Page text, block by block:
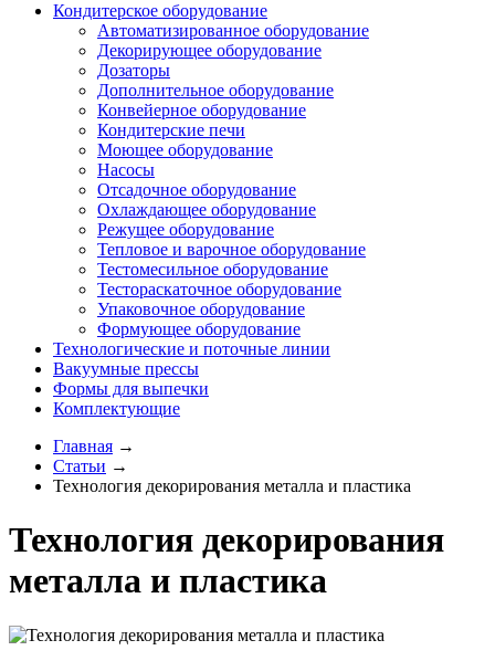
Кондитерское оборудование
Автоматизированное оборудование
Декорирующее оборудование
Дозаторы
Дополнительное оборудование
Конвейерное оборудование
Кондитерские печи
Моющее оборудование
Насосы
Отсадочное оборудование
Охлаждающее оборудование
Режущее оборудование
Тепловое и варочное оборудование
Тестомесильное оборудование
Тестораскаточное оборудование
Упаковочное оборудование
Формующее оборудование
Технологические и поточные линии
Вакуумные прессы
Формы для выпечки
Комплектующие
Главная →
Статьи →
Технология декорирования металла и пластика
Технология декорирования
металла и пластика